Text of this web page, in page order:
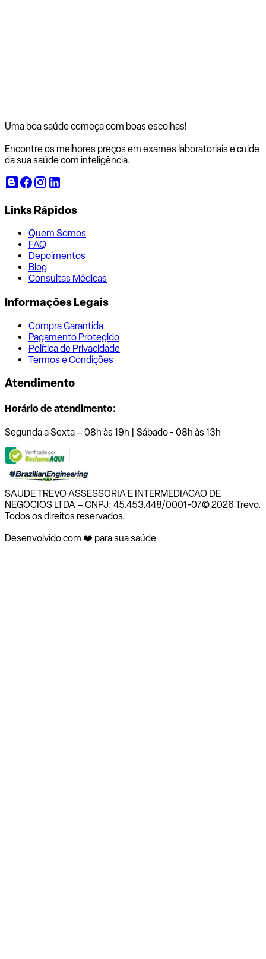
Uma boa saúde começa com boas escolhas!
Encontre os melhores preços em exames laboratoriais e cuide
da sua saúde com inteligência.
Links Rápidos
Quem Somos
FAQ
Depoimentos
Blog
Consultas Médicas
Informações Legais
Compra Garantida
Pagamento Protegido
Política de Privacidade
Termos e Condições
Atendimento
Horário de atendimento:
Segunda a Sexta – 08h às 19h | Sábado - 08h às 13h
SAUDE TREVO ASSESSORIA E INTERMEDIACAO DE
NEGOCIOS LTDA – CNPJ: 45.453.448/0001-07© 2026 Trevo.
Todos os direitos reservados.
Desenvolvido com ❤️ para sua saúde